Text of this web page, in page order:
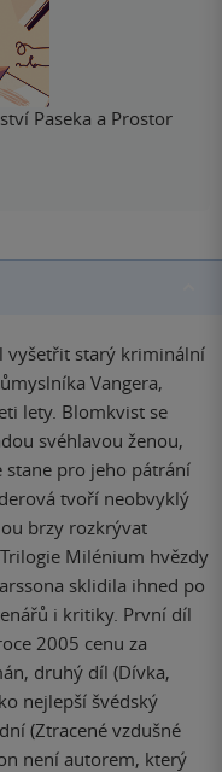
Paseka a Prostor
vyšetřit starý kriminální
Vangera,
lety. Blomkvist se
svéhlavou ženou,
stane pro jeho pátrání
tvoří neobvyklý
brzy rozkrývat
Milénium hvězdy
sklidila ihned po
i kritiky. První díl
2005 cenu za
druhý díl (Dívka,
nejlepší švédský
(Ztracené vzdušné
není autorem, který